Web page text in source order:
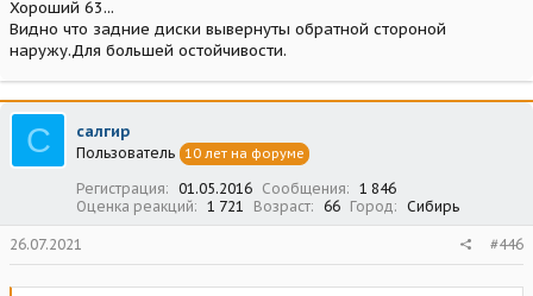
Хороший 63...
Видно что задние диски вывернуты обратной стороной
наружу.Для большей остойчивости.
С салгир
Пользователь 10 лет на форуме
Регистрация 01.05.2016 Сообщения
1 846
Оценка реакций
1 721 Возраст 66 Город Сибирь
26.07.2021 #446